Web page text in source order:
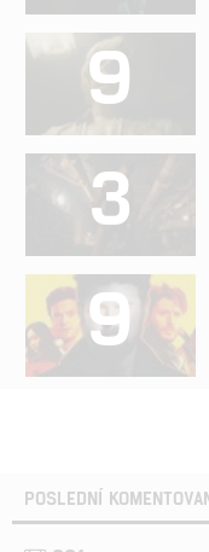
9
3
9
POSLEDNÍ